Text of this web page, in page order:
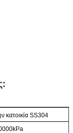
κατοικία SS304